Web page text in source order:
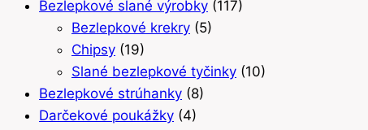
Bezlepkové slané výrobky (117)
Bezlepkové krekry (5)
Chipsy (19)
Slané bezlepkové tyčinky (10)
Bezlepkové strúhanky (8)
Darčekové poukážky (4)